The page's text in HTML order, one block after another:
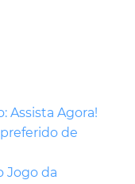
Assista Agora!
de
Jogo da